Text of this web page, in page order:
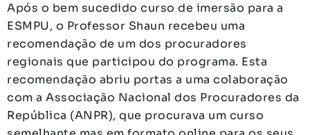
Após o bem sucedido curso de imersão para a
ESMPU, o Professor Shaun recebeu uma
recomendação de um dos procuradores
regionais que participou do programa. Esta
recomendação abriu portas a uma colaboração
com a Associação Nacional dos Procuradores da
República (ANPR), que procurava um curso